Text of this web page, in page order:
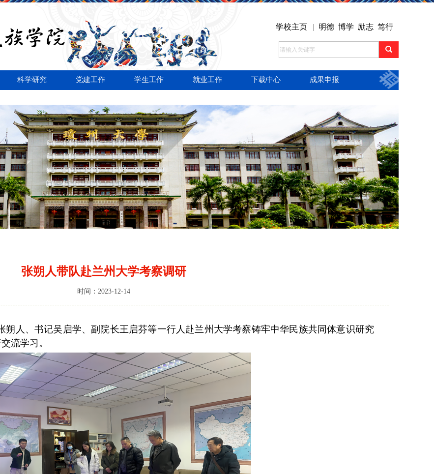
学校主页 | 明德 博学 励志 笃行
科学研究 党建工作 学生工作 就业工作 下载中心 成果申报
张朔人带队赴兰州大学考察调研
时间：2023-12-14
朔人、书记吴启学、副院长王启芬等一行人 赴兰州 大学考察铸牢中华民族共同体意识研究
流学习。